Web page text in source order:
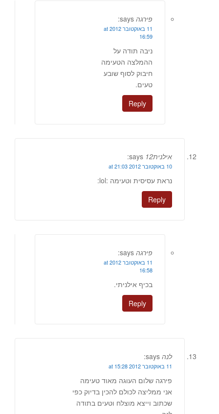
פירגה says:
11 באוקטובר 2012 at
16:59
ניבה תודה על
ההמלצה הטעימה
חיבוק לסוף שובע
טעים.
Reply
אילנית12 says:
10 באוקטובר 2012 at 21:03
נראת עסיסית וטעימה :lol:
Reply
פירגה says:
11 באוקטובר 2012 at
16:58
בכיף אילניתי.
Reply
לנה says:
11 באוקטובר 2012 at 15:28
פירגה שלום העוגה מאוד טעימה
אני ממליצה לכולם להכין בדיוק כפי
שכתוב וייצא מוצלח וטעים בתודה